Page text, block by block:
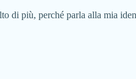
di più, perché parla alla mia